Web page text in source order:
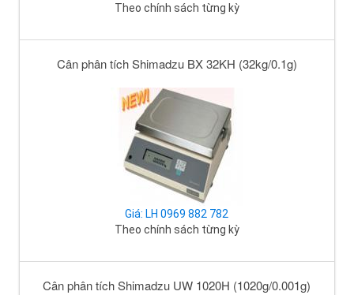
Theo chính sách từng kỳ
Cân phân tích Shimadzu BX 32KH (32kg/0.1g)
Giá: LH 0969 882 782
Theo chính sách từng kỳ
Cân phân tích Shimadzu UW 1020H (1020g/0.001g)